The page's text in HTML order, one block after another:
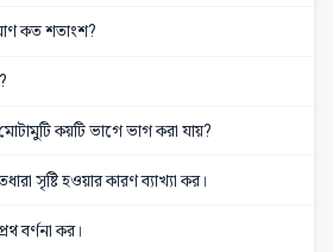
কত শতাংশ?
কয়টি ভাগে ভাগ করা যায়?
সৃষ্টি হওয়ার কারণ ব্যাখ্যা কর।
বর্ণনা কর।